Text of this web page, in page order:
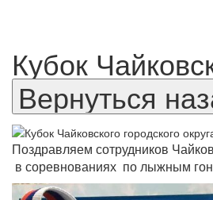
Кубок
Поздравляем сотрудников
в соревнованиях по лыжным